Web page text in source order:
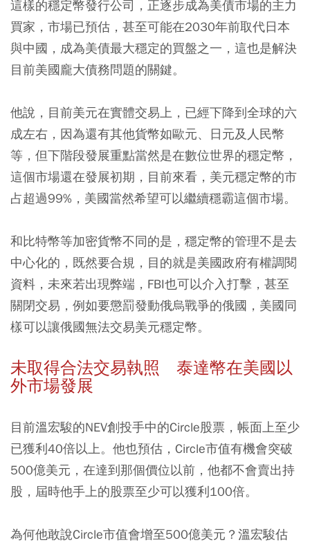
這樣的穩定幣發行公司，正逐步成為美債市場的主力
買家，市場已預估，甚至可能在2030年前取代日本
與中國，成為美債最大穩定的買盤之一，這也是解決
目前美國龐大債務問題的關鍵。
他說，目前美元在實體交易上，已經下降到全球的六
成左右，因為還有其他貨幣如歐元、日元及人民幣
等，但下階段發展重點當然是在數位世界的穩定幣，
這個市場還在發展初期，目前來看，美元穩定幣的市
占超過99%，美國當然希望可以繼續穩霸這個市場。
和比特幣等加密貨幣不同的是，穩定幣的管理不是去
中心化的，既然要合規，目的就是美國政府有權調閱
資料，未來若出現弊端，FBI也可以介入打擊，甚至
關閉交易，例如要懲罰發動俄烏戰爭的俄國，美國同
樣可以讓俄國無法交易美元穩定幣。
未取得合法交易執照 泰達幣在美國以
外市場發展
目前溫宏駿的NEV創投手中的Circle股票，帳面上至少
已獲利40倍以上。他也預估，Circle市值有機會突破
500億美元，在達到那個價位以前，他都不會賣出持
股，屆時他手上的股票至少可以獲利100倍。
為何他敢說Circle市值會增至500億美元？溫宏駿估